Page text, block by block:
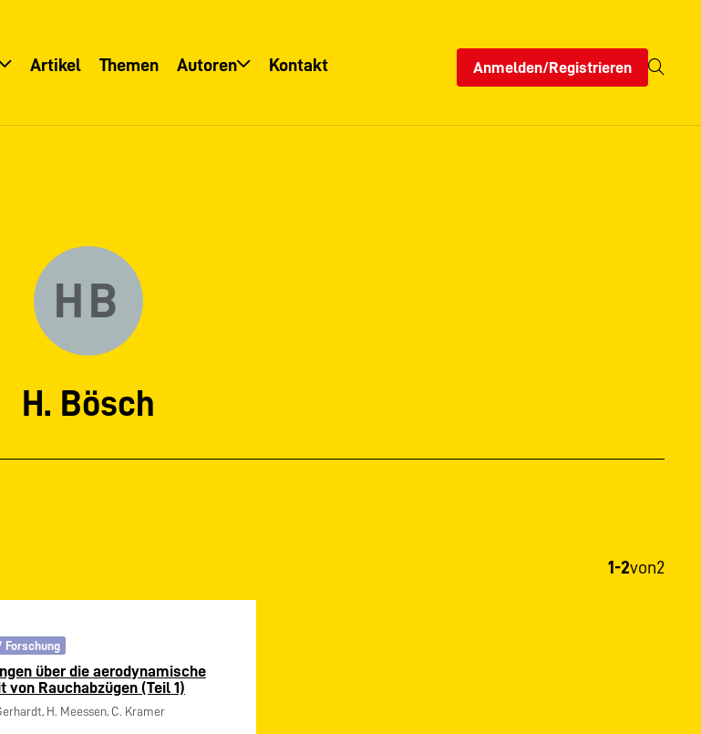
Artikel Themen Autoren Kontakt Anmelden/Registrieren
HB
H. Bösch
1-2von2
Forschung
über die aerodynamische
von Rauchabzügen (Teil 1)
H. Meessen, C. Kramer